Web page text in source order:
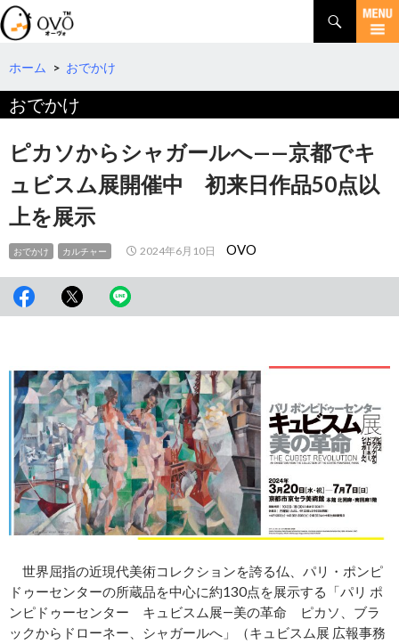
検
索
コ
テ
ツ
へ
ホーム > おでかけ
おでかけ
ピカソからシャガールへ——京都でキ
ュビスム展開催中 初来日作品50点以
上を展示
おでかけ カルチャー 2024年6月10日 OVO
世界屈指の近現代美術コレクションを誇る仏、パリ・ポンピ
ドゥーセンターの所蔵品を中心に約130点を展示する「パリ ポ
ンピドゥーセンター キュビスム展―美の革命 ピカソ、ブラ
ックからドローネー、シャガールへ」（キュビスム展 広報事務